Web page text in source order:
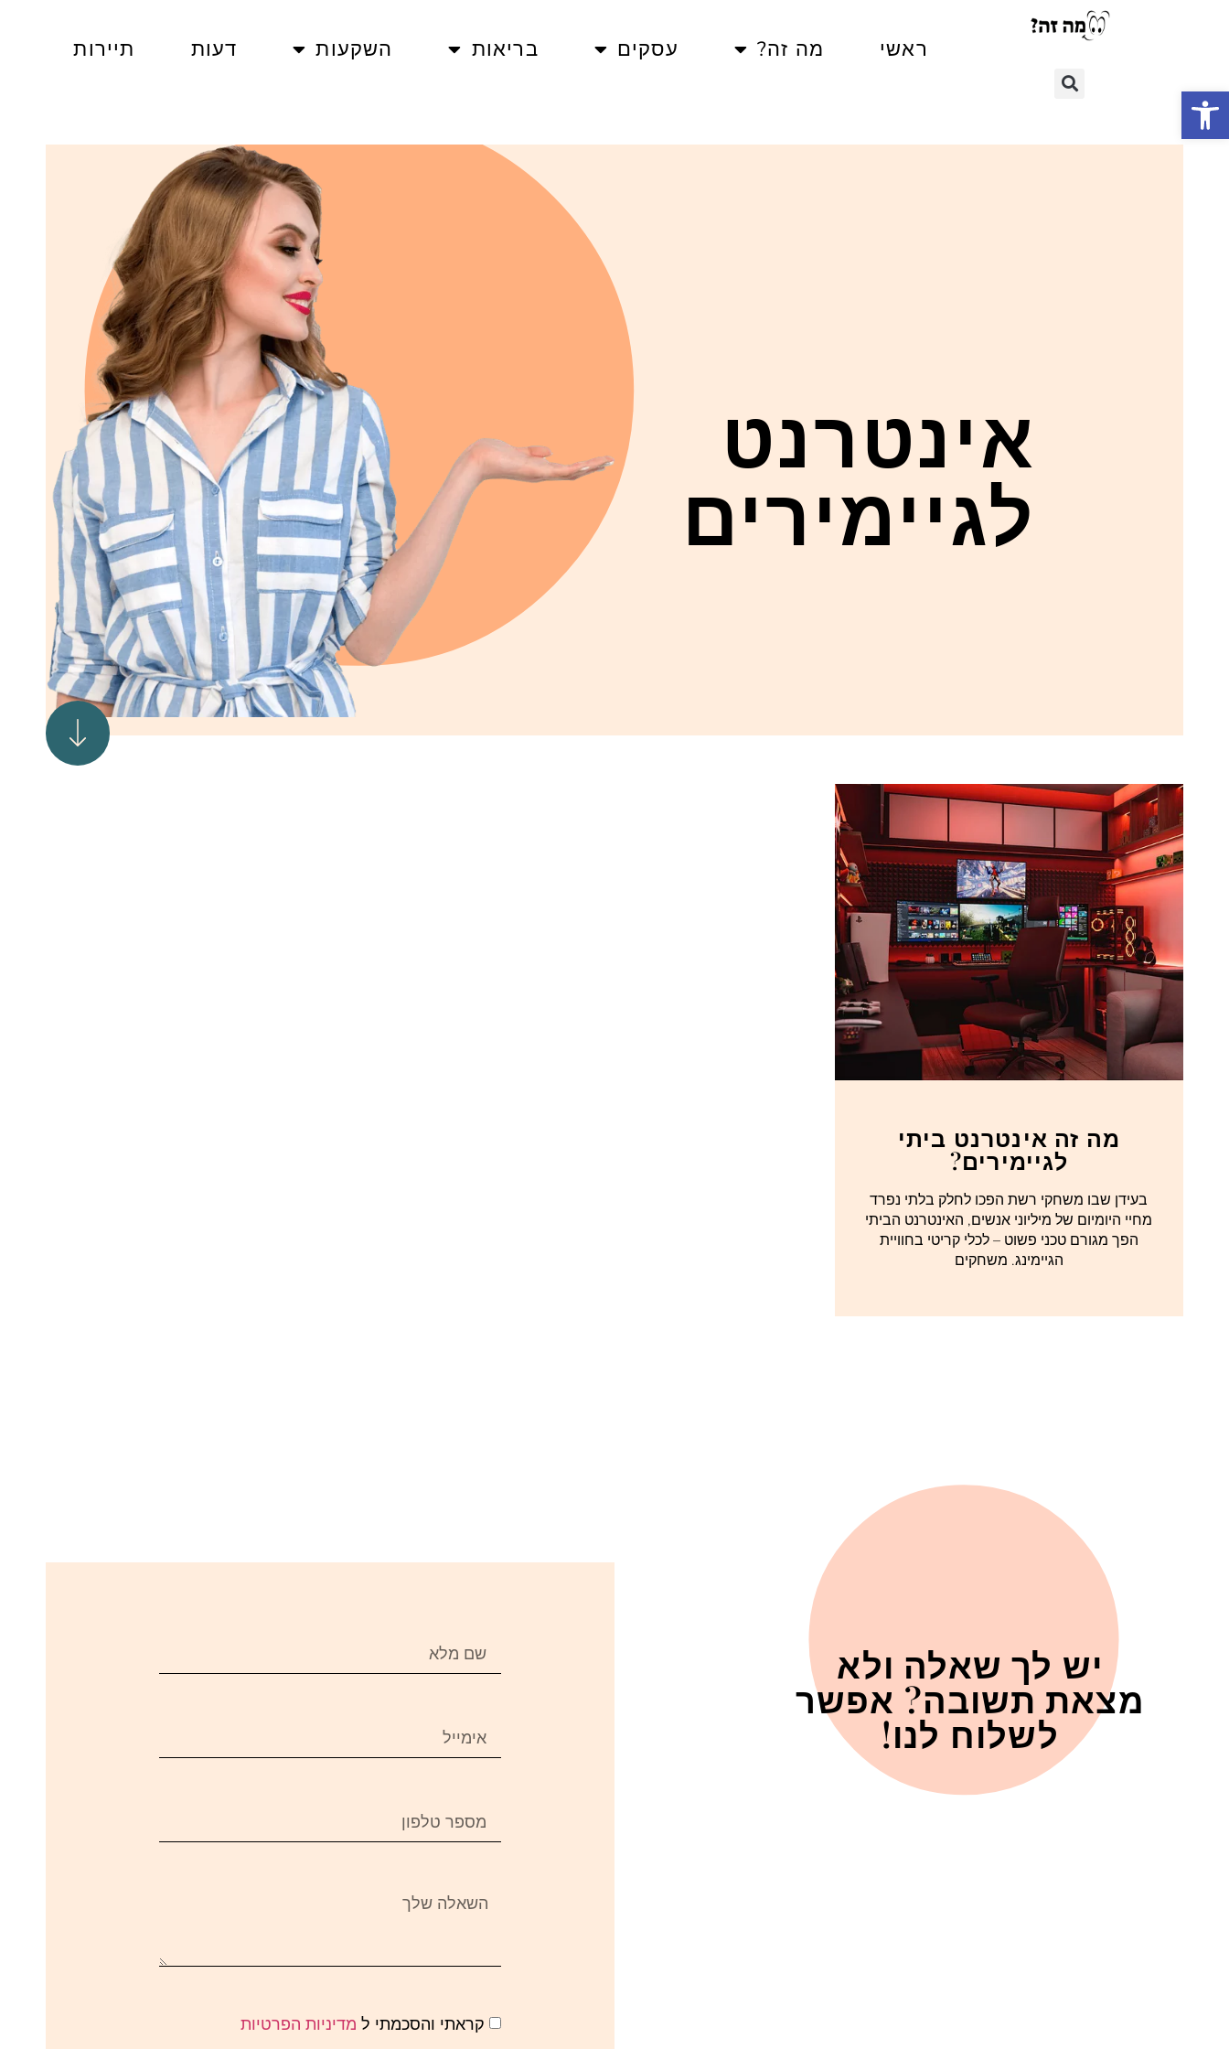
פתח סרגל נגישות
ראשי מה זה? עסקים בריאות השקעות דעות תיירות
אינטרנט
לגיימירים
מה זה אינטרנט ביתי
לגיימירים?
בעידן שבו משחקי רשת הפכו לחלק בלתי נפרד
מחיי היומיום של מיליוני אנשים, האינטרנט הביתי
הפך מגורם טכני פשוט – לכלי קריטי בחוויית
הגיימינג. משחקים
יש לך שאלה ולא
מצאת תשובה? אפשר
לשלוח לנו!
קראתי והסכמתי ל מדיניות הפרטיות